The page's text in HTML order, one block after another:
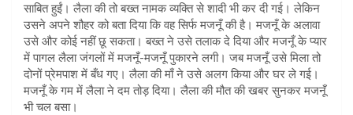
साबित हुईं। लैला की तो बख्त नामक व्यक्ति से शादी भी कर दी गई। लेकिन
उसने अपने शौहर को बता दिया कि वह सिर्फ मजनूँ की है। मजनूँ के अलावा
उसे और कोई नहीं छू सकता। बख्त ने उसे तलाक दे दिया और मजनूँ के प्यार
में पागल लैला जंगलों में मजनूँ-मजनूँ पुकारने लगी। जब मजनूँ उसे मिला तो
दोनों प्रेमपाश में बँध गए। लैला की माँ ने उसे अलग किया और घर ले गई।
मजनूँ के गम में लैला ने दम तोड़ दिया। लैला की मौत की खबर सुनकर मजनूँ
भी चल बसा।